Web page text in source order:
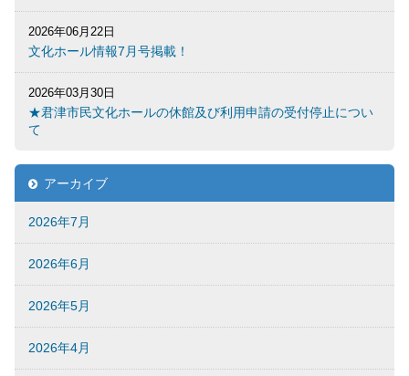
2026年06月22日
文化ホール情報7月号掲載！
2026年03月30日
★君津市民文化ホールの休館及び利用申請の受付停止につい
て
アーカイブ
2026年7月
2026年6月
2026年5月
2026年4月